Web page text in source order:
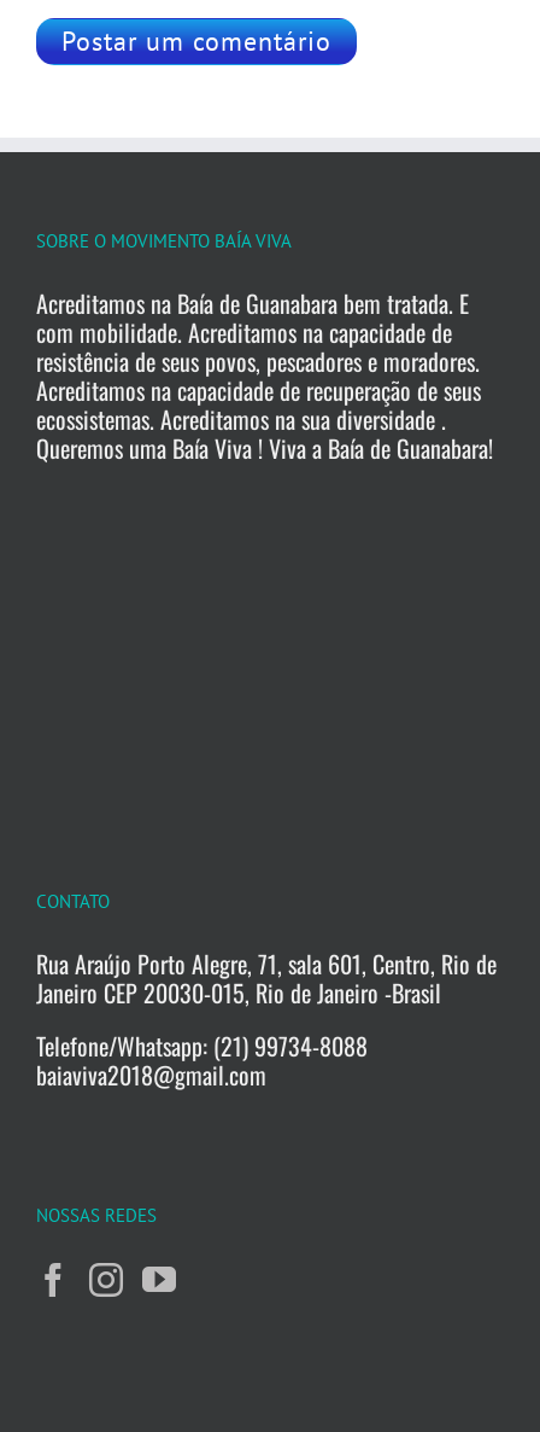
SOBRE O MOVIMENTO BAÍA VIVA
Acreditamos na Baía de Guanabara bem tratada. E
com mobilidade. Acreditamos na capacidade de
resistência de seus povos, pescadores e moradores.
Acreditamos na capacidade de recuperação de seus
ecossistemas. Acreditamos na sua diversidade .
Queremos uma Baía Viva ! Viva a Baía de Guanabara!
CONTATO
Rua Araújo Porto Alegre, 71, sala 601, Centro, Rio de
Janeiro CEP 20030-015, Rio de Janeiro -Brasil
Telefone/Whatsapp: (21) 99734-8088
baiaviva2018@gmail.com
NOSSAS REDES